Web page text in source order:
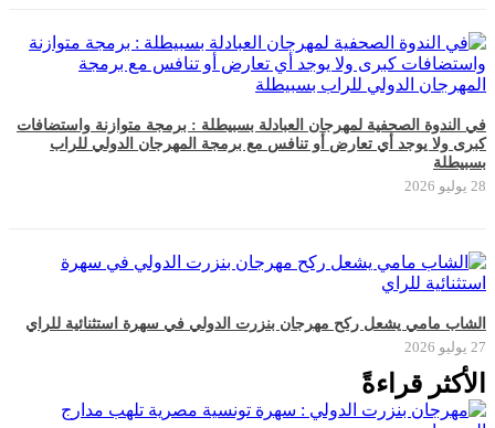
في الندوة الصحفية لمهرجان العبادلة بسبيطلة : برمجة متوازنة واستضافات
كبرى ولا يوجد أي تعارض أو تنافس مع برمجة المهرجان الدولي للراب
بسبيطلة
28 يوليو 2026
الشاب مامي يشعل ركح مهرجان بنزرت الدولي في سهرة استثنائية للراي
27 يوليو 2026
الأكثر قراءةً